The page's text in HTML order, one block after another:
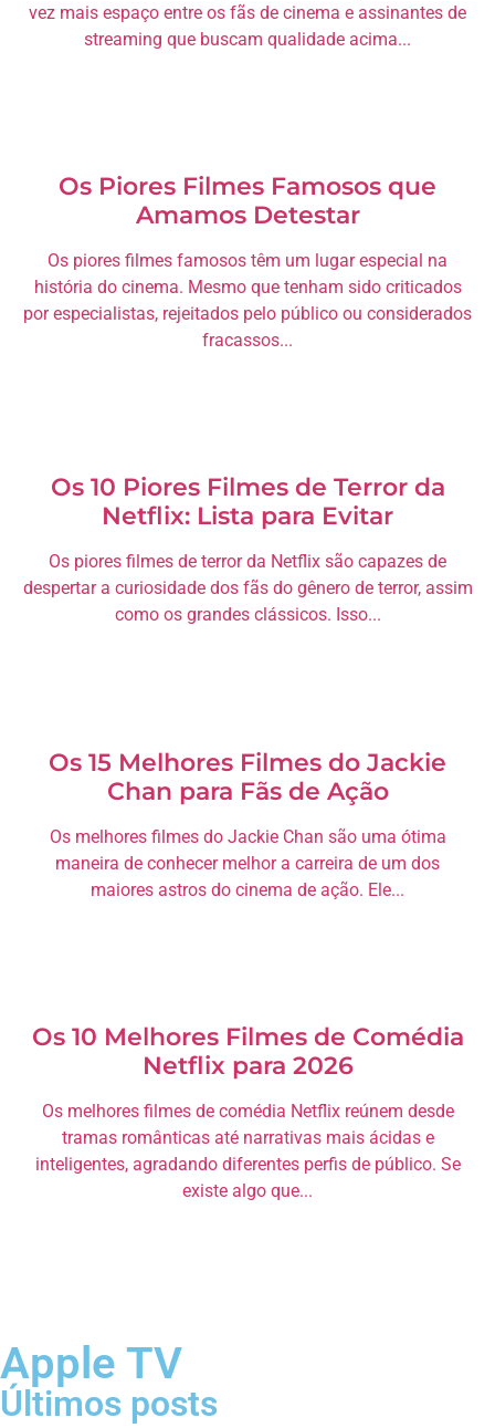
vez mais espaço entre os fãs de cinema e assinantes de
streaming que buscam qualidade acima...
Os Piores Filmes Famosos que
Amamos Detestar
Os piores filmes famosos têm um lugar especial na
história do cinema. Mesmo que tenham sido criticados
por especialistas, rejeitados pelo público ou considerados
fracassos...
Os 10 Piores Filmes de Terror da
Netflix: Lista para Evitar
Os piores filmes de terror da Netflix são capazes de
despertar a curiosidade dos fãs do gênero de terror, assim
como os grandes clássicos. Isso...
Os 15 Melhores Filmes do Jackie
Chan para Fãs de Ação
Os melhores filmes do Jackie Chan são uma ótima
maneira de conhecer melhor a carreira de um dos
maiores astros do cinema de ação. Ele...
Os 10 Melhores Filmes de Comédia
Netflix para 2026
Os melhores filmes de comédia Netflix reúnem desde
tramas românticas até narrativas mais ácidas e
inteligentes, agradando diferentes perfis de público. Se
existe algo que...
Apple TV
Últimos posts